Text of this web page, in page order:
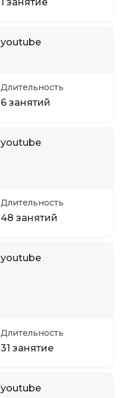
youtube
Длительность
6 занятий
youtube
Длительность
48 занятий
youtube
Длительность
31 занятие
youtube